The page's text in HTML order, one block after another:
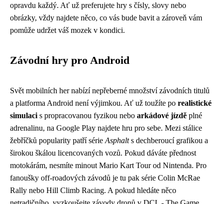
opravdu každý. Ať už preferujete hry s čísly, slovy nebo
obrázky, vždy najdete něco, co vás bude bavit a zároveň vám
pomůže udržet váš mozek v kondici.
Závodní hry pro Android
Svět mobilních her nabízí nepřeberné množství závodních titulů
a platforma Android není výjimkou. Ať už toužíte po realistické
simulaci s propracovanou fyzikou nebo arkádové jízdě plné
adrenalinu, na Google Play najdete hru pro sebe. Mezi stálice
žebříčků popularity patří série Asphalts dechberoucí grafikou a
širokou škálou licencovaných vozů. Pokud dáváte přednost
motokárám, nesmíte minout Mario Kart Tour od Nintenda. Pro
fanoušky off-roadových závodů je tu pak série Colin McRae
Rally nebo Hill Climb Racing. A pokud hledáte něco